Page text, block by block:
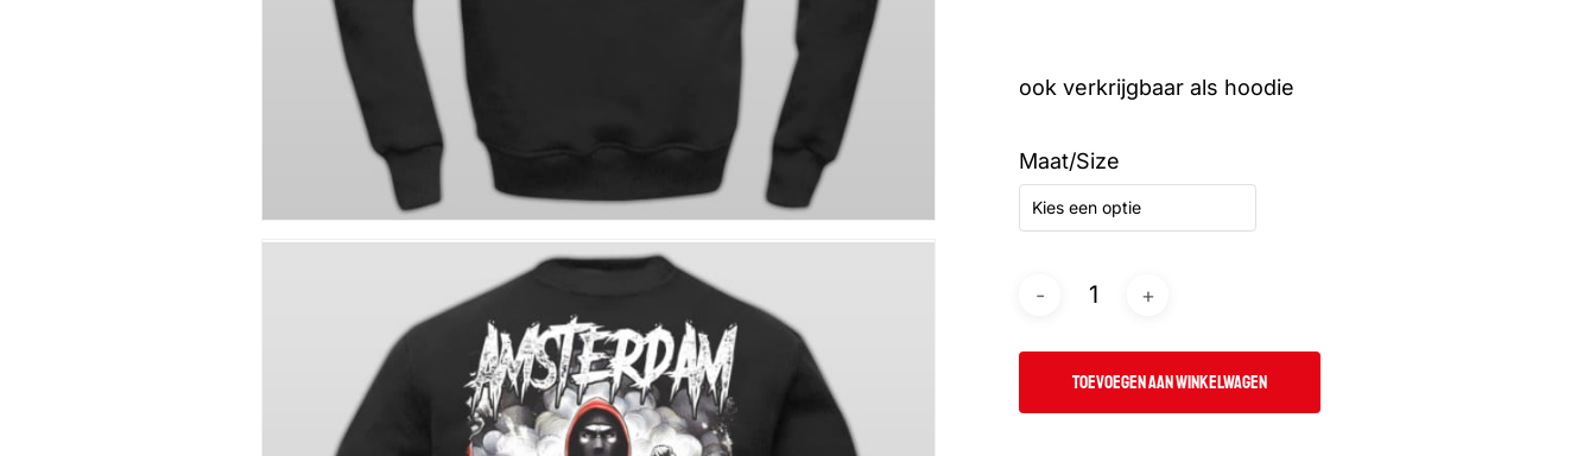
ook verkrijgbaar als hoodie
Maat/Size
Kies een optie
TOEVOEGEN AAN WINKELWAGEN